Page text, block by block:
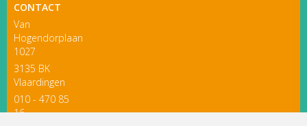
CONTACT
Van
Hogendorplaan
1027
3135 BK
Vlaardingen
010 - 470 85
16